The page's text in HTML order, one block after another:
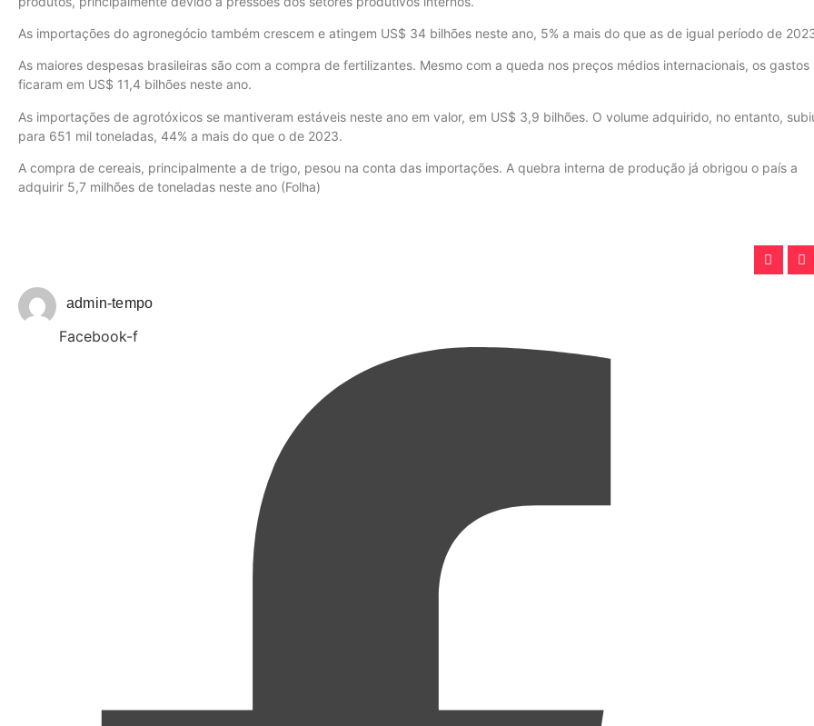
As importações do agronegócio também crescem e atingem US$ 34 bilhões neste ano, 5% a mais do que as de igual período de
As maiores despesas brasileiras são com a compra de fertilizantes. Mesmo com a queda nos preços médios internacionais, os gastos
ficaram em US$ 11,4 bilhões neste ano.
As importações de agrotóxicos se mantiveram estáveis neste ano em valor, em US$ 3,9 bilhões. O volume adquirido, no entanto,
para 651 mil toneladas, 44% a mais do que o de 2023.
A compra de cereais, principalmente a de trigo, pesou na conta das importações. A quebra interna de produção já obrigou o país a
adquirir 5,7 milhões de toneladas neste ano (Folha)
admin-tempo
Facebook-f